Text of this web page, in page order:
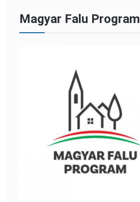
Magyar Falu Program